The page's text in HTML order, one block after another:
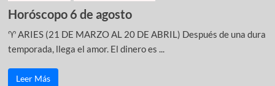
Horóscopo 6 de agosto
♈ ARIES (21 DE MARZO AL 20 DE ABRIL) Después de una dura
temporada, llega el amor. El dinero es ...
Leer Más